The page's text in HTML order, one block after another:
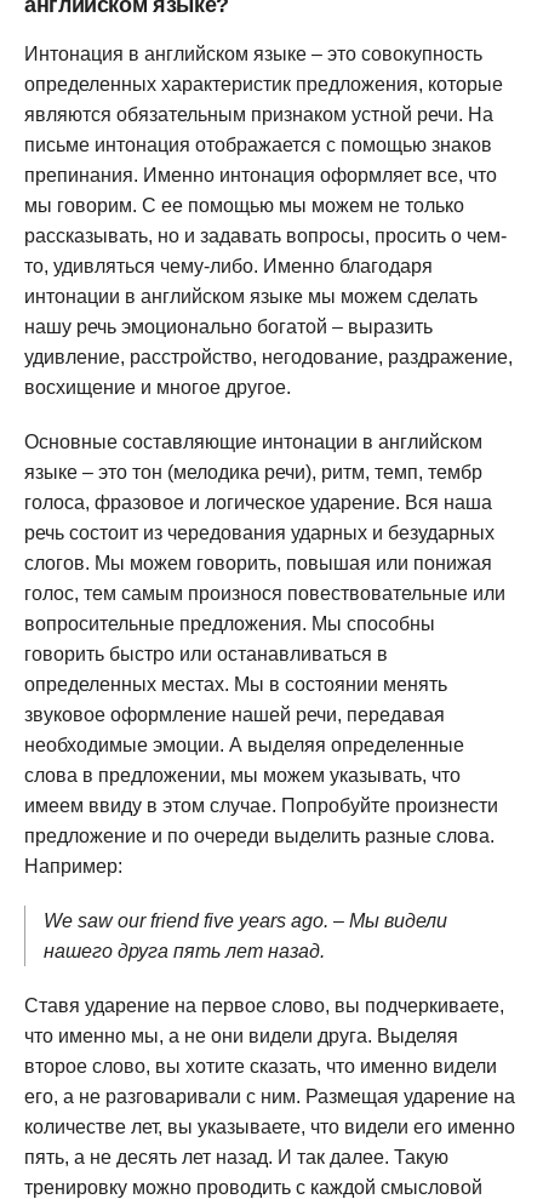
английском языке?
Интонация в английском языке – это совокупность
определенных характеристик предложения, которые
являются обязательным признаком устной речи. На
письме интонация отображается с помощью знаков
препинания. Именно интонация оформляет все, что
мы говорим. С ее помощью мы можем не только
рассказывать, но и задавать вопросы, просить о чем-
то, удивляться чему-либо. Именно благодаря
интонации в английском языке мы можем сделать
нашу речь эмоционально богатой – выразить
удивление, расстройство, негодование, раздражение,
восхищение и многое другое.
Основные составляющие интонации в английском
языке – это тон (мелодика речи), ритм, темп, тембр
голоса, фразовое и логическое ударение. Вся наша
речь состоит из чередования ударных и безударных
слогов. Мы можем говорить, повышая или понижая
голос, тем самым произнося повествовательные или
вопросительные предложения. Мы способны
говорить быстро или останавливаться в
определенных местах. Мы в состоянии менять
звуковое оформление нашей речи, передавая
необходимые эмоции. А выделяя определенные
слова в предложении, мы можем указывать, что
имеем ввиду в этом случае. Попробуйте произнести
предложение и по очереди выделить разные слова.
Например:
We saw our friend five years ago. – Мы видели
нашего друга пять лет назад.
Ставя ударение на первое слово, вы подчеркиваете,
что именно мы, а не они видели друга. Выделяя
второе слово, вы хотите сказать, что именно видели
его, а не разговаривали с ним. Размещая ударение на
количестве лет, вы указываете, что видели его именно
пять, а не десять лет назад. И так далее. Такую
тренировку можно проводить с каждой смысловой